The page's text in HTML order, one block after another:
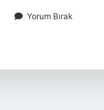
Yorum Bırak